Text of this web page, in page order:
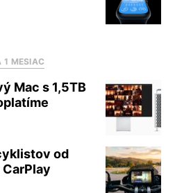
1 MESIAC
Mac s 1,5TB
od